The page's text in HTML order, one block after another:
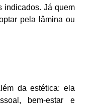
indicados. Já quem
pela lâmina ou
da estética: ela
bem-estar e